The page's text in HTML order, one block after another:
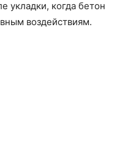
укладки, когда бетон
воздействиям.